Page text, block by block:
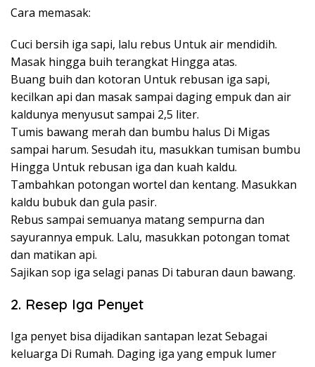
Cara memasak:
Cuci bersih iga sapi, lalu rebus Untuk air mendidih.
Masak hingga buih terangkat Hingga atas.
Buang buih dan kotoran Untuk rebusan iga sapi,
kecilkan api dan masak sampai daging empuk dan air
kaldunya menyusut sampai 2,5 liter.
Tumis bawang merah dan bumbu halus Di Migas
sampai harum. Sesudah itu, masukkan tumisan bumbu
Hingga Untuk rebusan iga dan kuah kaldu.
Tambahkan potongan wortel dan kentang. Masukkan
kaldu bubuk dan gula pasir.
Rebus sampai semuanya matang sempurna dan
sayurannya empuk. Lalu, masukkan potongan tomat
dan matikan api.
Sajikan sop iga selagi panas Di taburan daun bawang.
2. Resep Iga Penyet
Iga penyet bisa dijadikan santapan lezat Sebagai
keluarga Di Rumah. Daging iga yang empuk lumer